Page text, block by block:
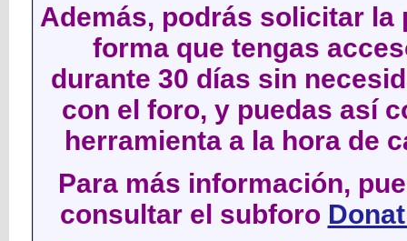
Además, podrás solicitar
forma que tengas
durante 30 días sin
con el foro, y puedas así
herramienta a la hora de
Para más información,
consultar el subforo